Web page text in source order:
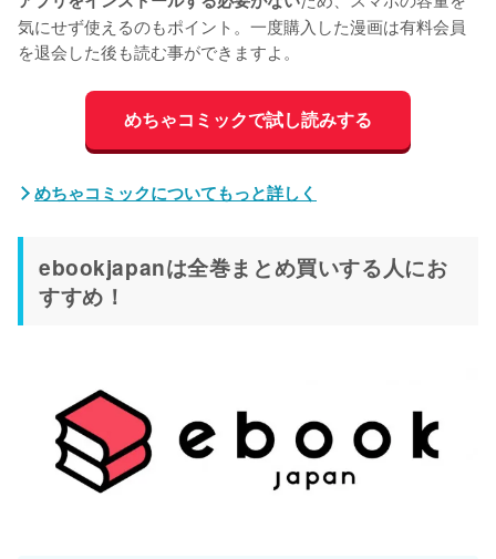
気にせず使えるのもポイント。一度購入した漫画は有料会員
を退会した後も読む事ができますよ。
めちゃコミックで試し読みする
めちゃコミックについてもっと詳しく
ebookjapanは全巻まとめ買いする人にお
すすめ！